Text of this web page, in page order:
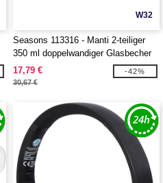
W32
Seasons 113316 - Manti 2-teiliger
350 ml doppelwandiger Glasbecher
mit Bambusuntersetzer
17,79 €
30,67 €
-42%